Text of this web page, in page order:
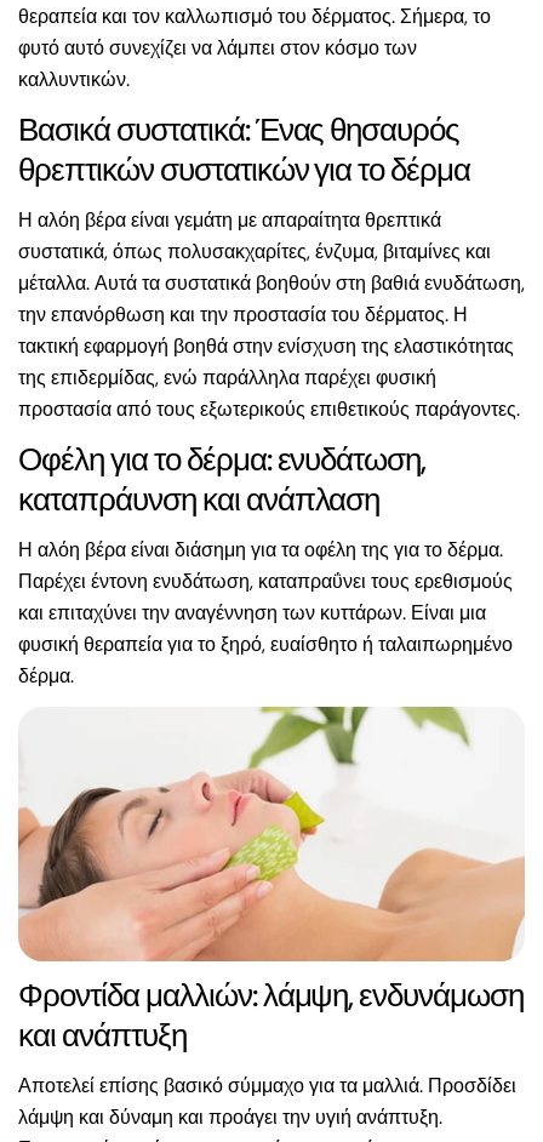
θεραπεία και τον καλλωπισμό του δέρματος. Σήμερα, το
φυτό αυτό συνεχίζει να λάμπει στον κόσμο των
καλλυντικών.
Βασικά συστατικά: Ένας θησαυρός
θρεπτικών συστατικών για το δέρμα
Η αλόη βέρα είναι γεμάτη με απαραίτητα θρεπτικά
συστατικά, όπως πολυσακχαρίτες, ένζυμα, βιταμίνες και
μέταλλα. Αυτά τα συστατικά βοηθούν στη βαθιά ενυδάτωση,
την επανόρθωση και την προστασία του δέρματος. Η
τακτική εφαρμογή βοηθά στην ενίσχυση της ελαστικότητας
της επιδερμίδας, ενώ παράλληλα παρέχει φυσική
προστασία από τους εξωτερικούς επιθετικούς παράγοντες.
Οφέλη για το δέρμα: ενυδάτωση,
καταπράυνση και ανάπλαση
Η αλόη βέρα είναι διάσημη για τα οφέλη της για το δέρμα.
Παρέχει έντονη ενυδάτωση, καταπραΰνει τους ερεθισμούς
και επιταχύνει την αναγέννηση των κυττάρων. Είναι μια
φυσική θεραπεία για το ξηρό, ευαίσθητο ή ταλαιπωρημένο
δέρμα.
Φροντίδα μαλλιών: λάμψη, ενδυνάμωση
και ανάπτυξη
Αποτελεί επίσης βασικό σύμμαχο για τα μαλλιά. Προσδίδει
λάμψη και δύναμη και προάγει την υγιή ανάπτυξη.